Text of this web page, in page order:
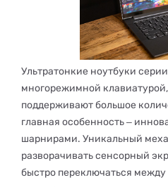
Ультратонкие ноутбуки
многорежимной
поддерживают большое
главная особенность ‒
шарнирами. Уникальный
разворачивать сенсорный
быстро переключаться